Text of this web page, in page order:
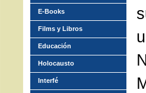
E-Books
Films y Libros
Educación
Holocausto
Interfé